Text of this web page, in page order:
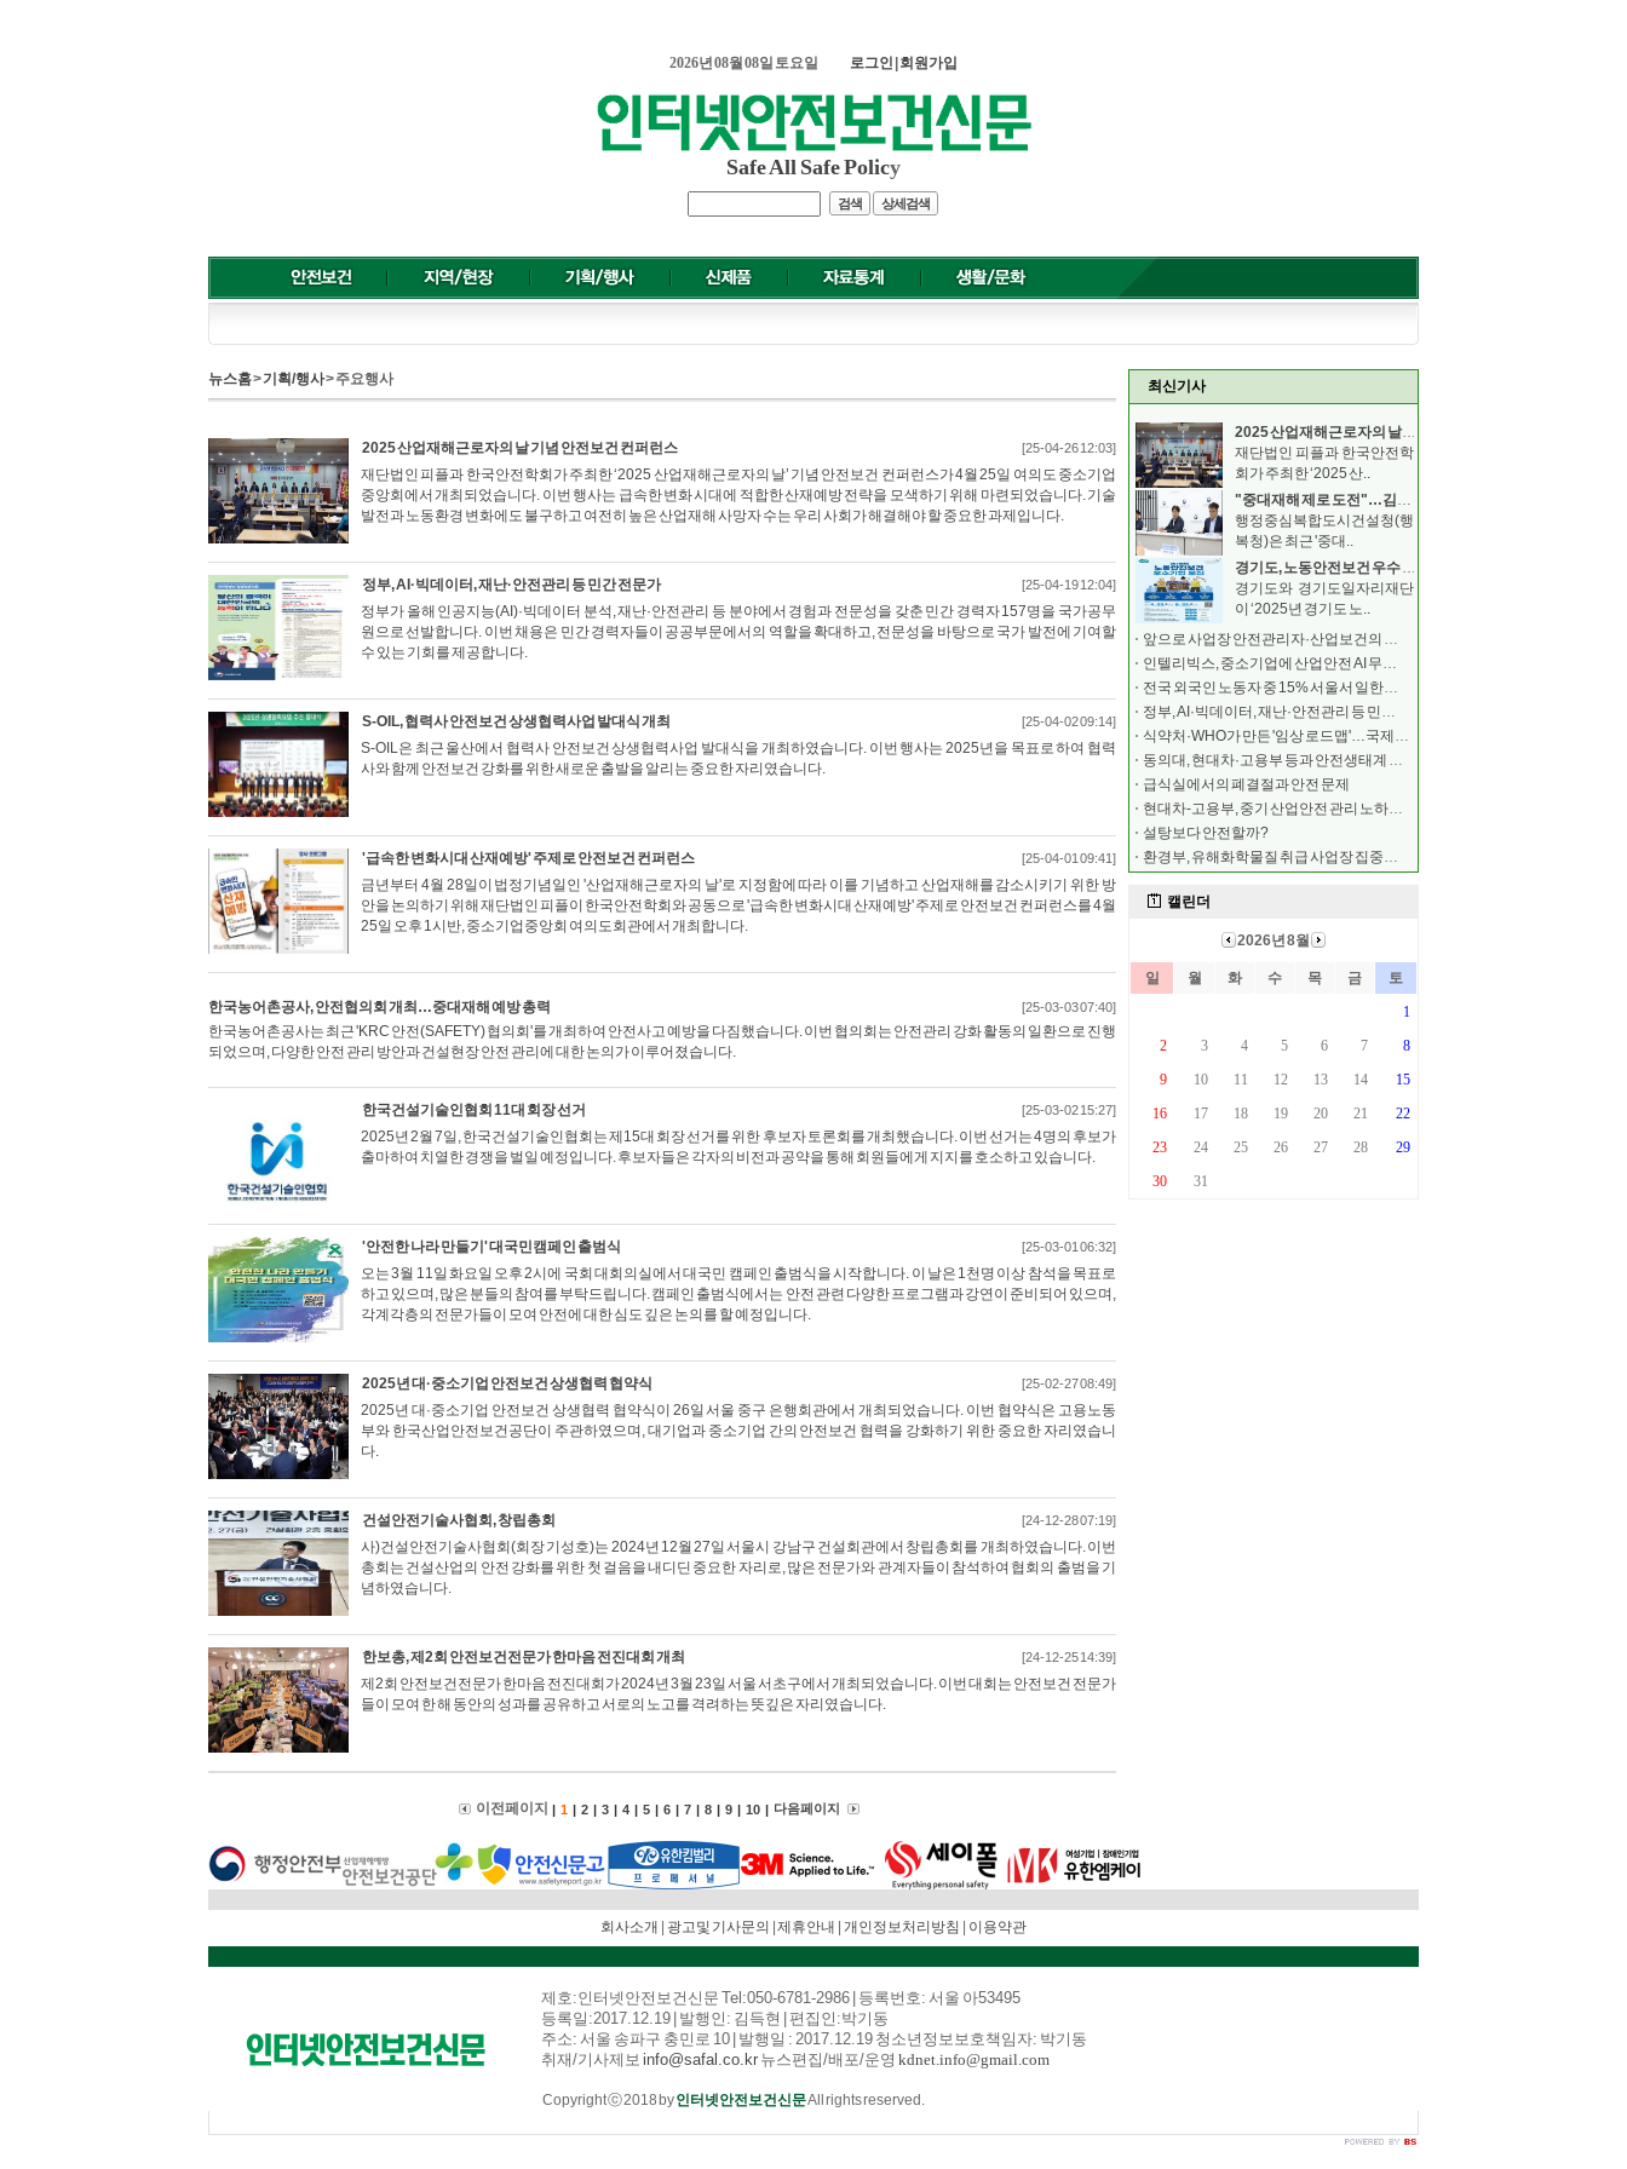
2026년 08월 08일 토요일 로그인 회원가입
Safe All Safe Policy
검색 상세검색
최신기사
2025 산업재해근로자의 날 기념 안전보건 컨퍼런스
재단법인 피플과 한국안전학
회가 주최한 ‘2025 산..
"중대재해 제로 도전"…김형렬 행복청장, 안전의무 이행
행정중심복합도시건설청(행
복청)은 최근 '중대..
경기도, 노동안전보건 우수 중소기업 모집 …최대 500
경기도와 경기도일자리재단
이 ‘2025년 경기도 노..
앞으로 사업장 안전관리자·산업보건의 해임 시 보고해야
인텔리빅스, 중소기업에 산업안전 AI 무료 구축
전국 외국인 노동자 중 15% 서울서 일한다…안전 교육
정부, AI·빅데이터, 재난·안전관리 등 민간 전문가
식약처·WHO가 만든 '임상 로드맵'…국제학술지 실렸다
동의대, 현대차·고용부 등과 안전생태계 조성 협약
급식실에서의 폐결절과 안전 문제
현대차-고용부, 중기 산업안전 관리 노하우 공유
설탕보다 안전할까?
환경부, 유해화학물질 취급 사업장 집중안전점검
뉴스홈>기획/행사> 주요행사
2025 산업재해근로자의 날 기념 안전보건 컨퍼런스 [25-04-26 12:03]
재단법인 피플과 한국안전학회가 주최한 ‘2025 산업재해근로자의 날’ 기념 안전보건 컨퍼런스가 4월 25일 여의도 중소기업
중앙회에서 개최되었습니다. 이번 행사는 급속한 변화 시대에 적합한 산재예방 전략을 모색하기 위해 마련되었습니다. 기술
발전과 노동환경 변화에도 불구하고 여전히 높은 산업재해 사망자 수는 우리 사회가 해결해야 할 중요한 과제입니다.
정부, AI·빅데이터, 재난·안전관리 등 민간 전문가 [25-04-19 12:04]
정부가 올해 인공지능(AI)·빅데이터 분석, 재난·안전관리 등 분야에서 경험과 전문성을 갖춘 민간 경력자 157명을 국가공무
원으로 선발합니다. 이번 채용은 민간 경력자들이 공공부문에서의 역할을 확대하고, 전문성을 바탕으로 국가 발전에 기여할
수 있는 기회를 제공합니다.
S-OIL, 협력사 안전보건 상생협력사업 발대식 개최 [25-04-02 09:14]
S-OIL은 최근 울산에서 협력사 안전보건 상생협력사업 발대식을 개최하였습니다. 이번 행사는 2025년을 목표로 하여 협력
사와 함께 안전보건 강화를 위한 새로운 출발을 알리는 중요한 자리였습니다.
'급속한 변화시대 산재예방' 주제로 안전보건 컨퍼런스 [25-04-01 09:41]
금년부터 4월 28일이 법정기념일인 '산업재해근로자의 날'로 지정함에 따라 이를 기념하고 산업재해를 감소시키기 위한 방
안을 논의하기 위해 재단법인 피플이 한국안전학회와 공동으로 '급속한 변화시대 산재예방' 주제로 안전보건 컨퍼런스를 4월
25일 오후 1시반, 중소기업중앙회 여의도회관에서 개최합니다.
한국농어촌공사, 안전협의회 개최…중대재해 예방 총력 [25-03-03 07:40]
한국농어촌공사는 최근 'KRC 안전(SAFETY) 협의회'를 개최하여 안전사고 예방을 다짐했습니다. 이번 협의회는 안전관리 강화 활동의 일환으로 진행
되었으며, 다양한 안전 관리 방안과 건설현장 안전 관리에 대한 논의가 이루어졌습니다.
한국건설기술인협회 11대 회장 선거 [25-03-02 15:27]
2025년 2월 7일, 한국건설기술인협회는 제15대 회장 선거를 위한 후보자 토론회를 개최했습니다. 이번 선거는 4명의 후보가
출마하여 치열한 경쟁을 벌일 예정입니다. 후보자들은 각자의 비전과 공약을 통해 회원들에게 지지를 호소하고 있습니다.
'안전한 나라 만들기' 대국민캠페인 출범식 [25-03-01 06:32]
오는 3월 11일 화요일 오후 2시에 국회 대회의실에서 대국민 캠페인 출범식을 시작합니다. 이 날은 1천명 이상 참석을 목표로
하고 있으며, 많은 분들의 참여를 부탁드립니다. 캠페인 출범식에서는 안전 관련 다양한 프로그램과 강연이 준비되어 있으며,
각계각층의 전문가들이 모여 안전에 대한 심도 깊은 논의를 할 예정입니다.
2025년 대·중소기업 안전보건 상생협력 협약식 [25-02-27 08:49]
2025년 대·중소기업 안전보건 상생협력 협약식이 26일 서울 중구 은행회관에서 개최되었습니다. 이번 협약식은 고용노동
부와 한국산업안전보건공단이 주관하였으며, 대기업과 중소기업 간의 안전보건 협력을 강화하기 위한 중요한 자리였습니
다.
건설안전기술사협회, 창립총회 [24-12-28 07:19]
사)건설안전기술사협회(회장 기성호)는 2024년 12월 27일 서울시 강남구 건설회관에서 창립총회를 개최하였습니다. 이번
총회는 건설산업의 안전 강화를 위한 첫 걸음을 내디딘 중요한 자리로, 많은 전문가와 관계자들이 참석하여 협회의 출범을 기
념하였습니다.
한보총, 제2회 안전보건전문가 한마음 전진대회 개최 [24-12-25 14:39]
제2회 안전보건전문가 한마음 전진대회가 2024년 3월 23일 서울 서초구에서 개최되었습니다. 이번 대회는 안전보건 전문가
들이 모여 한 해 동안의 성과를 공유하고 서로의 노고를 격려하는 뜻깊은 자리였습니다.
이전 페이지 | 1 | 2 | 3 | 4 | 5 | 6 | 7 | 8 | 9 | 10 | 다음 페이지
회사소개 광고및 기사문의 |제휴안내 |개인정보처리방침 이용약관
제호:인터넷안전보건신문 Tel:050-6781-2986 | 등록번호: 서울 아53495
등록일:2017.12.19 | 발행인: 김득현 | 편집인:박기동
주소: 서울 송파구 충민로 10 | 발행일 : 2017.12.19 청소년정보보호책임자: 박기동
취재/기사제보 info@safal.co.kr뉴스편집/배포/운영 kdnet.info@gmail.com
Copyright ⓒ 2018 by인터넷안전보건신문All rights reserved.